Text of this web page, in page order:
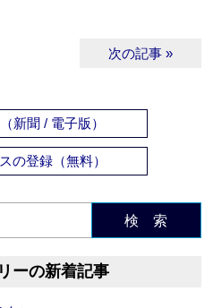
次の記事 »
新聞 / 電子版）
の登録（無料）
検 索
ーの新着記事